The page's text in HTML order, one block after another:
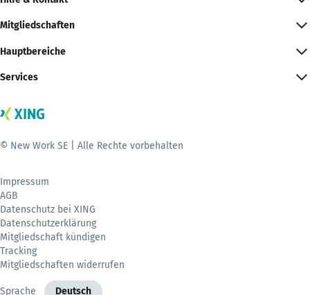
Mitgliedschaften
Hauptbereiche
Services
© New Work SE | Alle Rechte vorbehalten
Impressum
AGB
Datenschutz bei XING
Datenschutzerklärung
Mitgliedschaft kündigen
Tracking
Mitgliedschaften widerrufen
Sprache Deutsch